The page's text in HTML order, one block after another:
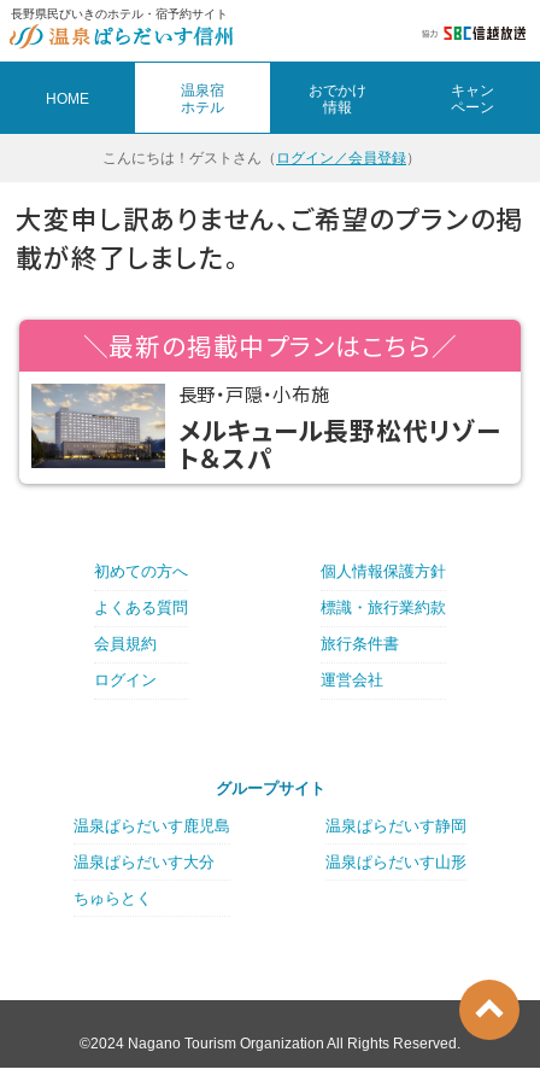
長野県民びいきのホテル・宿予約サイト
HOME
温泉宿
ホテル
おでかけ
情報
キャン
ペーン
こんにちは！ ゲストさん（ ログイン／会員登録）
大変申し訳ありません、ご希望のプランの掲
載が終了しました。
＼最新の掲載中プランはこちら／
長野・戸隠・小布施
メルキュール長野松代リゾー
ト＆スパ
初めての方へ
よくある質問
会員規約
ログイン
個人情報保護方針
標識・旅行業約款
旅行条件書
運営会社
グループサイト
温泉ぱらだいす鹿児島
温泉ぱらだいす大分
ちゅらとく
温泉ぱらだいす静岡
温泉ぱらだいす山形
©2024 Nagano Tourism Organization All Rights Reserved.